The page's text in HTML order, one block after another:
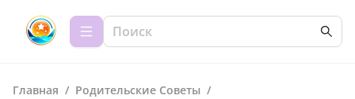
Главная / Родительские Советы /